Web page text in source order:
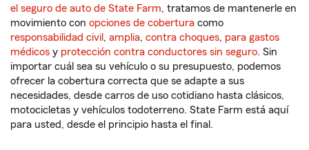
el seguro de auto de State Farm, tratamos de mantenerle en
movimiento con opciones de cobertura como
responsabilidad civil , amplia, contra choques, para gastos
médicos y protección contra conductores sin seguro. Sin
importar cuál sea su vehículo o su presupuesto, podemos
ofrecer la cobertura correcta que se adapte a sus
necesidades, desde carros de uso cotidiano hasta clásicos,
motocicletas y vehículos todoterreno. State Farm está aquí
para usted, desde el principio hasta el final.